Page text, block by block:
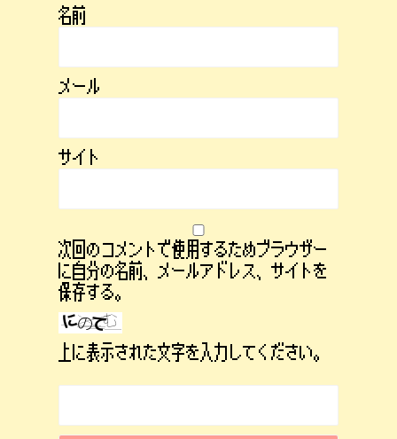
名前
メール
サイト
次回のコメントで使用するためブラウザー
に自分の名前、メールアドレス、サイトを
保存する。
上に表示された文字を入力してください。